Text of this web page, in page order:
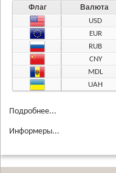
Флаг Валюта
USD
EUR
RUB
CNY
MDL
UAH
Подробнее...
Информеры...